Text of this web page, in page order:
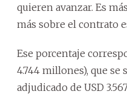
quieren avanzar. Es
más sobre el contrato
Ese porcentaje
4.744 millones), que se
adjudicado de USD